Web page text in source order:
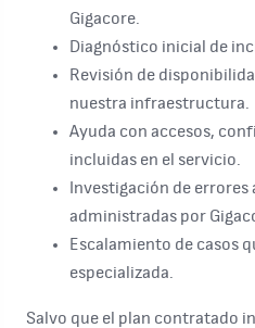
Gigacore.
Diagnóstico inicial de
Revisión de
nuestra infraestructura.
Ayuda con accesos,
incluidas en el servicio.
Investigación de
administradas por
Escalamiento de casos
especializada.
Salvo que el plan contratado